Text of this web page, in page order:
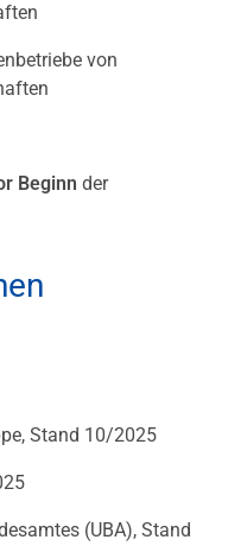
von
Beginn der
Stand 10/2025
(UBA), Stand